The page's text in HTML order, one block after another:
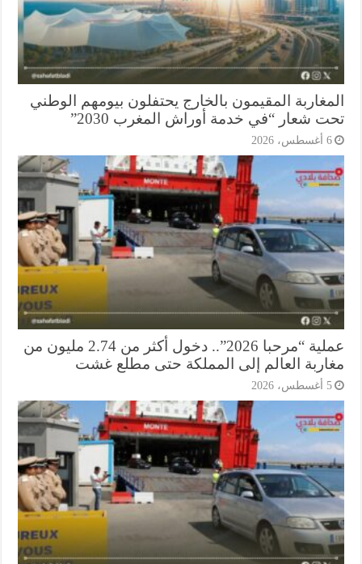
المقيمون بالخارج يحتفلون بيومهم الوطني
شعار “في خدمة أوراش المغرب 2030”
عملية “مرحبا 2026”.. دخول أكثر من 2.74 مليون من
العالم إلى المملكة حتى مطلع غشت